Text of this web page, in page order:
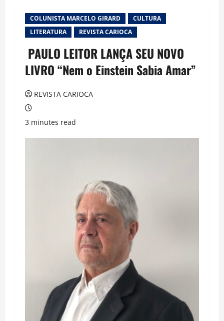
COLUNISTA MARCELO GIRARD
CULTURA
LITERATURA
REVISTA CARIOCA
PAULO LEITOR LANÇA SEU NOVO
LIVRO “Nem o Einstein Sabia Amar”
REVISTA CARIOCA
3 minutes read